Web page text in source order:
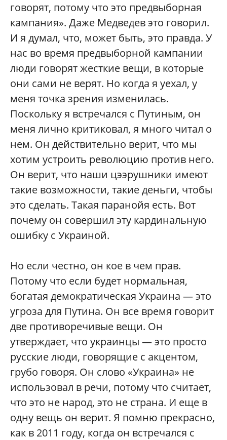
говорят, потому что это предвыборная
кампания». Даже Медведев это говорил.
И я думал, что, может быть, это правда. У
нас во время предвыборной кампании
люди говорят жесткие вещи, в которые
они сами не верят. Но когда я уехал, у
меня точка зрения изменилась.
Поскольку я встречался с Путиным, он
меня лично критиковал, я много читал о
нем. Он действительно верит, что мы
хотим устроить революцию против него.
Он верит, что наши цээрушники имеют
такие возможности, такие деньги, чтобы
это сделать. Такая паранойя есть. Вот
почему он совершил эту кардинальную
ошибку с Украиной.
Но если честно, он кое в чем прав.
Потому что если будет нормальная,
богатая демократическая Украина — это
угроза для Путина. Он все время говорит
две противоречивые вещи. Он
утверждает, что украинцы — это просто
русские люди, говорящие с акцентом,
грубо говоря. Он слово «Украина» не
использовал в речи, потому что считает,
что это не народ, это не страна. И еще в
одну вещь он верит. Я помню прекрасно,
как в 2011 году, когда он встречался с